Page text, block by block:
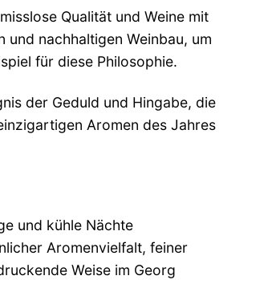
Qualität und Weine mit
nachhaltigen Weinbau, um
für diese Philosophie.
der Geduld und Hingabe, die
Aromen des Jahres
und kühle Nächte
Aromenvielfalt, feiner
Weise im Georg